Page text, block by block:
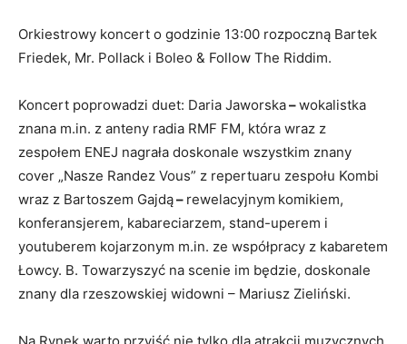
Orkiestrowy koncert o godzinie 13:00 rozpoczną Bartek
Friedek, Mr. Pollack i Boleo & Follow The Riddim.
Koncert poprowadzi duet: Daria Jaworska–wokalistka
znana m.in. z anteny radia RMF FM, która wraz z
zespołem ENEJ nagrała doskonale wszystkim znany
cover „Nasze Randez Vous” z repertuaru zespołu Kombi
wraz z Bartoszem Gajdą– rewelacyjnym komikiem,
konferansjerem, kabareciarzem, stand-uperem i
youtuberem kojarzonym m.in. ze współpracy z kabaretem
Łowcy. B. Towarzyszyć na scenie im będzie, doskonale
znany dla rzeszowskiej widowni – Mariusz Zieliński.
Na Rynek warto przyjść nie tylko dla atrakcji muzycznych.